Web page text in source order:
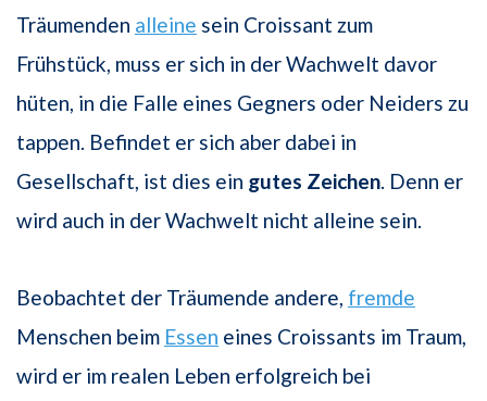
Träumenden alleine sein Croissant zum
Frühstück, muss er sich in der Wachwelt davor
hüten, in die Falle eines Gegners oder Neiders zu
tappen. Befindet er sich aber dabei in
Gesellschaft, ist dies ein gutes Zeichen. Denn er
wird auch in der Wachwelt nicht alleine sein.
Beobachtet der Träumende andere, fremde
Menschen beim Essen eines Croissants im Traum,
wird er im realen Leben erfolgreich bei